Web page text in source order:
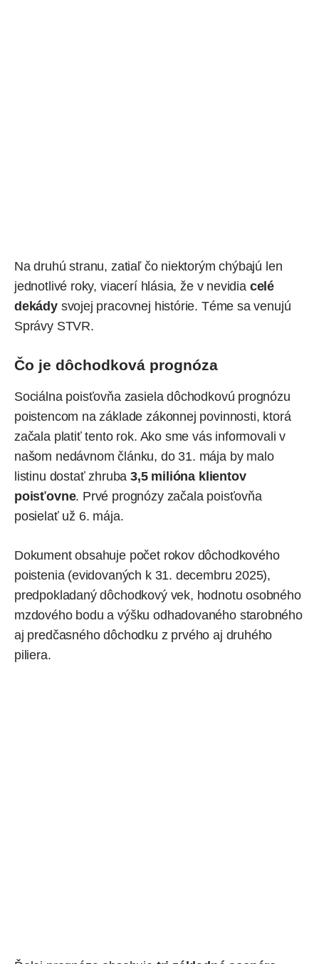
Na druhú stranu, zatiaľ čo niektorým chýbajú len
jednotlivé roky, viacerí hlásia, že v nevidia celé
dekády svojej pracovnej histórie. Téme savenujú
Správy STVR.
Čo je dôchodková prognóza
Sociálna poisťovňa zasiela dôchodkovú prognózu
poistencom na základe zákonnej povinnosti, ktorá
začala platiť tento rok. Ako sme vás informovali v
našom nedávnom článku, do 31. mája by malo
listinu dostať zhruba3,5 milióna klientov
poisťovne. Prvé prognózy začala poisťovňa
posielať už 6. mája.
Dokument obsahuje počet rokov dôchodkového
poistenia (evidovaných k 31. decembru 2025),
predpokladaný dôchodkový vek, hodnotu osobného
mzdového bodu a výšku odhadovaného starobného
aj predčasného dôchodku z prvého aj druhého
piliera.